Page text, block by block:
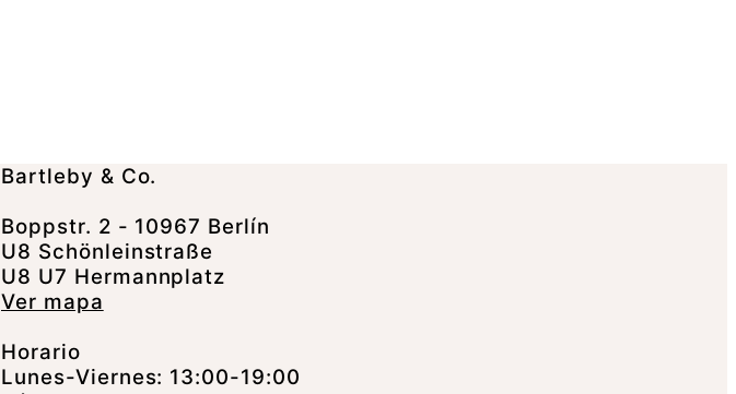
Bartleby & Co.
Boppstr. 2 - 10967 Berlín
U8 Schönleinstraße
U8 U7 Hermannplatz
Ver mapa
Horario
Lunes-Viernes: 13:00-19:00